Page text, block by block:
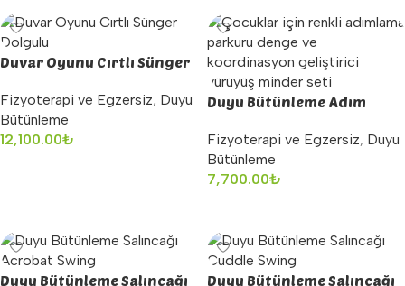
Duvar Oyunu Cırtlı Sünger
Fizyoterapi ve Egzersiz, Duyu
Bütünleme
12,100.00₺
Duyu Bütünleme Adım
Fizyoterapi ve Egzersiz, Duyu
Bütünleme
7,700.00₺
Duyu Bütünleme Salıncağı
Duyu Bütünleme Salıncağı